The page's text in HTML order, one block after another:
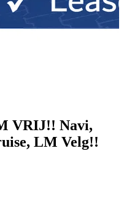
VRIJ!! Navi,
LM Velg!!